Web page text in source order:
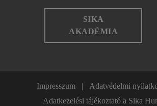
SIKA
AKADÉMIA
Impresszum Adatvédelmi
Adatkezelési tájékoztató a Sika